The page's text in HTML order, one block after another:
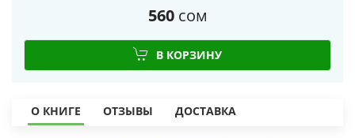
560 сом
В КОРЗИНУ
О КНИГЕ ОТЗЫВЫ ДОСТАВКА